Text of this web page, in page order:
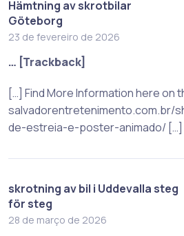
Hämtning av skrotbilar
Göteborg
23 de fevereiro de 2026
… [Trackback]
[…] Find More Information here on
salvadorentretenimento.com.br/
de-estreia-e-poster-animado/ […]
skrotning av bil i Uddevalla steg
för steg
28 de março de 2026